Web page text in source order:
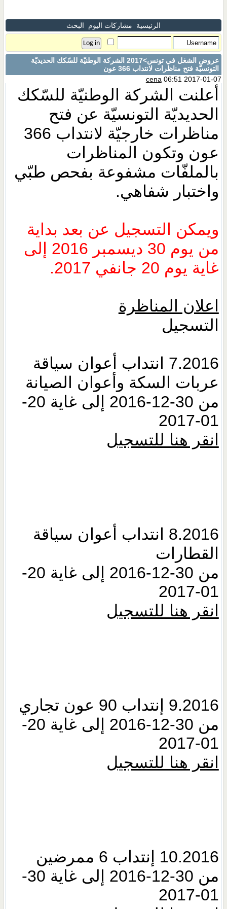
الرئيسية مشاركات اليوم البحث
عروض الشغل في تونس
>2017 الشركة الوطنيّة للسّكك الحديديّة
التونسيّة فتح مناظرات لانتداب 366 عون
cena 06:51 2017-01-07
أعلنت الشركة الوطنيّة للسّكك
الحديديّة التونسيّة عن فتح
مناظرات خارجيّة لانتداب 366
عون وتكون المناظرات
بالملفّات مشفوعة بفحص طبّي
واختبار شفاهي.
ويمكن التسجيل عن بعد بداية
من يوم 30 ديسمبر 2016 إلى
غاية يوم 20 جانفي 2017.
اعلان المناظرة
التسجيل
7.2016 انتداب أعوان سياقة
عربات السكة وأعوان الصيانة
من 30-12-2016 إلى غاية 20-
01-2017
انقر هنا للتسجيل
8.2016 انتداب أعوان سياقة
القطارات
من 30-12-2016 إلى غاية 20-
01-2017
انقر هنا للتسجيل
9.2016 إنتداب 90 عون تجاري
من 30-12-2016 إلى غاية 20-
01-2017
انقر هنا للتسجيل
10.2016 إنتداب 6 ممرضين
من 30-12-2016 إلى غاية 30-
01-2017